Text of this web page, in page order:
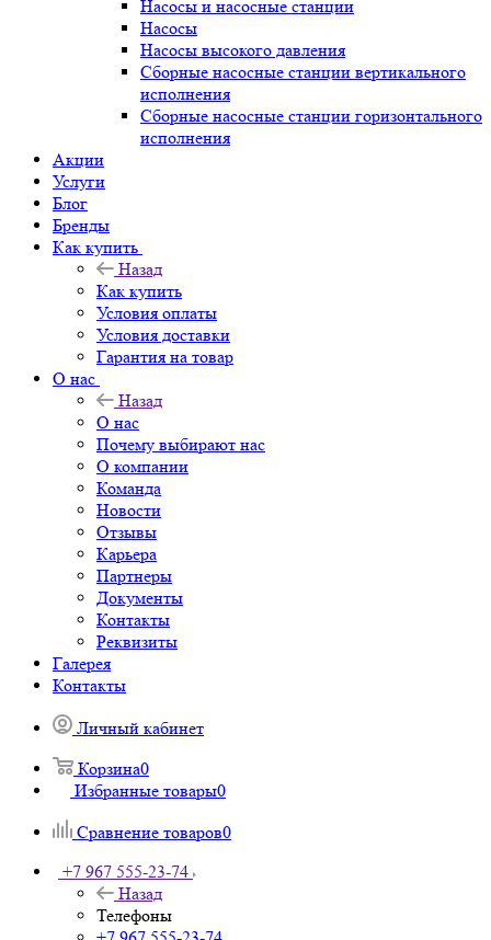
Насосы и насосные станции
Насосы
Насосы высокого давления
Сборные насосные станции вертикального
исполнения
Сборные насосные станции горизонтального
исполнения
Акции
Услуги
Блог
Бренды
Как купить
Назад
Как купить
Условия оплаты
Условия доставки
Гарантия на товар
О нас
Назад
О нас
Почему выбирают нас
О компании
Команда
Новости
Отзывы
Карьера
Партнеры
Документы
Контакты
Реквизиты
Галерея
Контакты
Личный кабинет
Корзина0
Избранные товары0
Сравнение товаров0
+7 967 555-23-74
Назад
Телефоны